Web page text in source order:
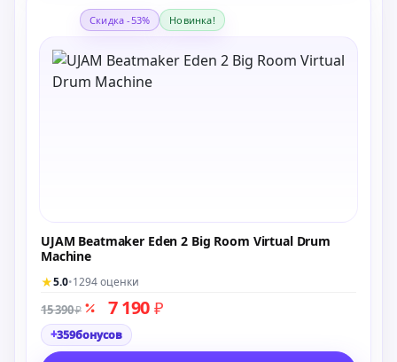
Скидка -53% Новинка!
UJAM Beatmaker Eden 2 Big Room Virtual Drum
Machine
★5.0•1294 оценки
15 390₽ 7 190 ₽
+359бонусов